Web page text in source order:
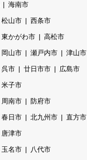
海南市
松山市 西条市
東かがわ市 高松市
岡山市 瀬戸内市 津山市
呉市 廿日市市 広島市
米子市
周南市 防府市
春日市 北九州市 直方市
唐津市
玉名市 八代市